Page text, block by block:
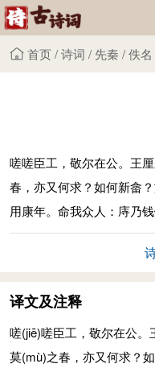
首页/诗词 / 先秦 /佚名
嗟嗟臣工，敬尔在公。王
春，亦又何求？如何新畲
用康年。命我众人：庤乃钱
译文及注释
嗟(jiē)嗟臣工，敬尔在公。
莫(mù)之春，亦又何求？